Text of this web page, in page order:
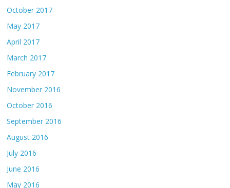
October 2017
May 2017
April 2017
March 2017
February 2017
November 2016
October 2016
September 2016
August 2016
July 2016
June 2016
May 2016